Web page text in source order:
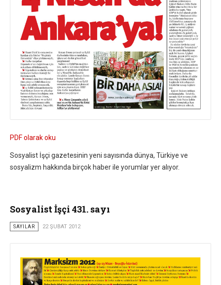
PDF olarak oku
Sosyalist İşçi gazetesinin yeni sayısında dünya, Türkiye ve
sosyalizm hakkında birçok haber ile yorumlar yer alıyor.
Sosyalist İşçi 431. sayı
SAYILAR 22 ŞUBAT 2012